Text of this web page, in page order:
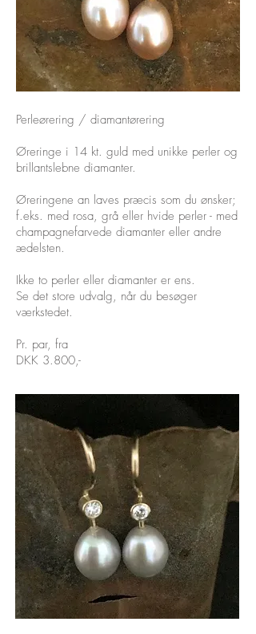
Perleørering / diamantørering
Øreringe i 14 kt. guld med unikke perler og
brillantslebne diamanter.
Øreringene an laves præcis som du ønsker;
f.eks. med rosa, grå eller hvide perler - med
champagnefarvede diamanter eller andre
ædelsten.
Ikke to perler eller diamanter er ens.
Se det store udvalg, når du besøger
værkstedet.
Pr. par, fra
DKK 3.800,-